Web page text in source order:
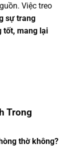
Việc treo
sự trang
tốt, mang lại
Trong
thờ không?